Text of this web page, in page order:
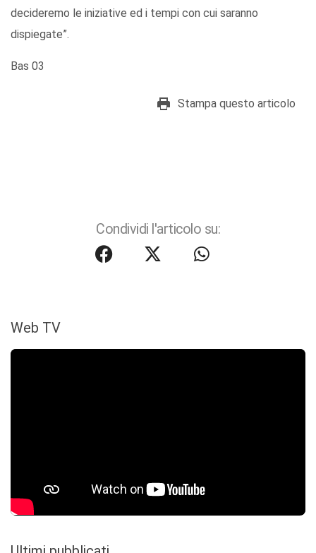
decideremo le iniziative ed i tempi con cui saranno
dispiegate”.
Bas 03
Stampa questo articolo
Condividi l'articolo su:
Web TV